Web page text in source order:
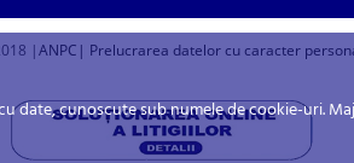
|ANPC | Prelucrarea datelor cu caracter
date, cunoscute sub numele de cookie-uri.